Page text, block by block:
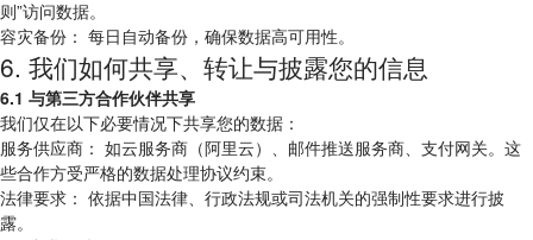
则”访问数据。
容灾备份： 每日自动备份，确保数据高可用性。
6. 我们如何共享、转让与披露您的信息
6.1 与第三方合作伙伴共享
我们仅在以下必要情况下共享您的数据：
服务供应商： 如云服务商（阿里云）、邮件推送服务商、支付网关。这
些合作方受严格的数据处理协议约束。
法律要求： 依据中国法律、行政法规或司法机关的强制性要求进行披
露。